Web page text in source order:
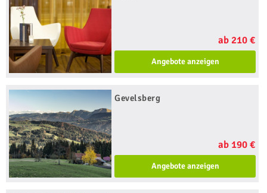
ab 210 €
Angebote anzeigen
Gevelsberg
ab 190 €
Angebote anzeigen